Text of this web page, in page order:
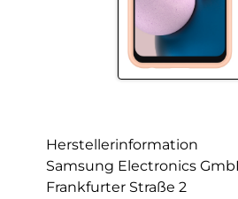
Herstellerinformation
Samsung Electronics
Frankfurter Straße 2